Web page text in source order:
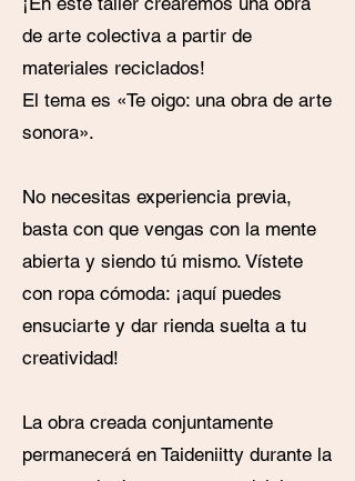
de arte colectiva a partir de
materiales reciclados!
El tema es «Te oigo: una obra de arte
sonora».
No necesitas experiencia previa,
basta con que vengas con la mente
abierta y siendo tú mismo. Vístete
con ropa cómoda: ¡aquí puedes
ensuciarte y dar rienda suelta a tu
creatividad!
La obra creada conjuntamente
permanecerá en Taideniitty durante la